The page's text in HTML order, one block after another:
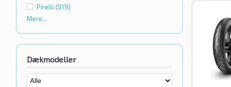
Pirelli (519)
Mere...
Dækmodeller